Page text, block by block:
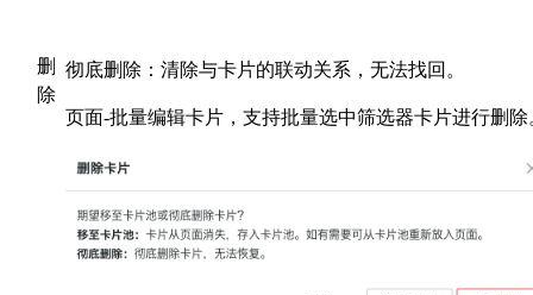
删
除
彻底删除：清除与卡片的联动关系，无法找回。
页面-批量编辑卡片，支持批量选中筛选器卡片进行删除